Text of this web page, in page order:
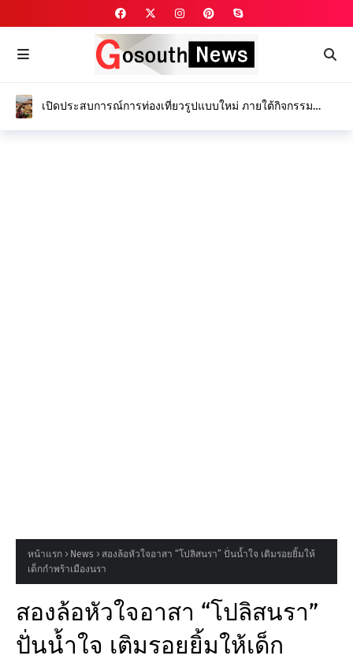
เปิดประสบการณ์การท่องเที่ยวรูปแบบใหม่ ภายใต้กิจกรรม
หน้าแรก News
สองล้อหัวใจอาสา “โปลิสนรา” ปั่นน้ำใจ เติมรอยยิ้มให้
เด็กกำพร้าเมืองนรา
สองล้อหัวใจอาสา “โปลิสนรา”
ปั่นน้ำใจ เติมรอยยิ้มให้เด็ก